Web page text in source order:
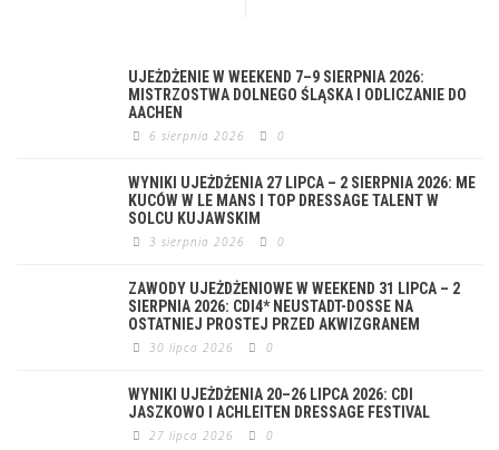
UJEŻDŻENIE W WEEKEND 7–9 SIERPNIA 2026:
MISTRZOSTWA DOLNEGO ŚLĄSKA I ODLICZANIE DO
AACHEN
6 sierpnia 2026 0
WYNIKI UJEŻDŻENIA 27 LIPCA – 2 SIERPNIA 2026: ME
KUCÓW W LE MANS I TOP DRESSAGE TALENT W
SOLCU KUJAWSKIM
3 sierpnia 2026 0
ZAWODY UJEŻDŻENIOWE W WEEKEND 31 LIPCA – 2
SIERPNIA 2026: CDI4* NEUSTADT-DOSSE NA
OSTATNIEJ PROSTEJ PRZED AKWIZGRANEM
30 lipca 2026 0
WYNIKI UJEŻDŻENIA 20–26 LIPCA 2026: CDI
JASZKOWO I ACHLEITEN DRESSAGE FESTIVAL
27 lipca 2026 0